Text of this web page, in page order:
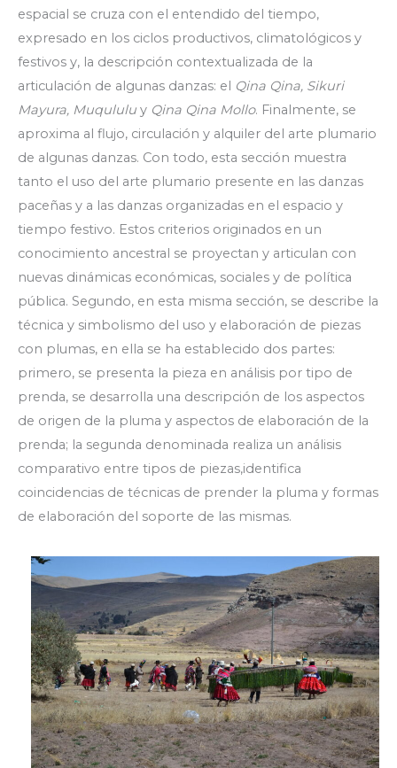
espacial se cruza con el entendido del tiempo,
expresado en los ciclos productivos, climatológicos y
festivos y, la descripción contextualizada de la
articulación de algunas danzas: el Qina Qina, Sikuri
Mayura, Muqululu y Qina Qina Mollo. Finalmente, se
aproxima al flujo, circulación y alquiler del arte plumario
de algunas danzas. Con todo, esta sección muestra
tanto el uso del arte plumario presente en las danzas
paceñas y a las danzas organizadas en el espacio y
tiempo festivo. Estos criterios originados en un
conocimiento ancestral se proyectan y articulan con
nuevas dinámicas económicas, sociales y de política
pública. Segundo, en esta misma sección, se describe la
técnica y simbolismo del uso y elaboración de piezas
con plumas, en ella se ha establecido dos partes:
primero, se presenta la pieza en análisis por tipo de
prenda, se desarrolla una descripción de los aspectos
de origen de la pluma y aspectos de elaboración de la
prenda; la segunda denominada realiza un análisis
comparativo entre tipos de piezas,identifica
coincidencias de técnicas de prender la pluma y formas
de elaboración del soporte de las mismas.